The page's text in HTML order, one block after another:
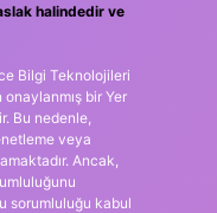
halindedir ve
Bilgi Teknolojileri
bir Yer
Bu nedenle,
veya
Ancak,
sorumluluğu kabul